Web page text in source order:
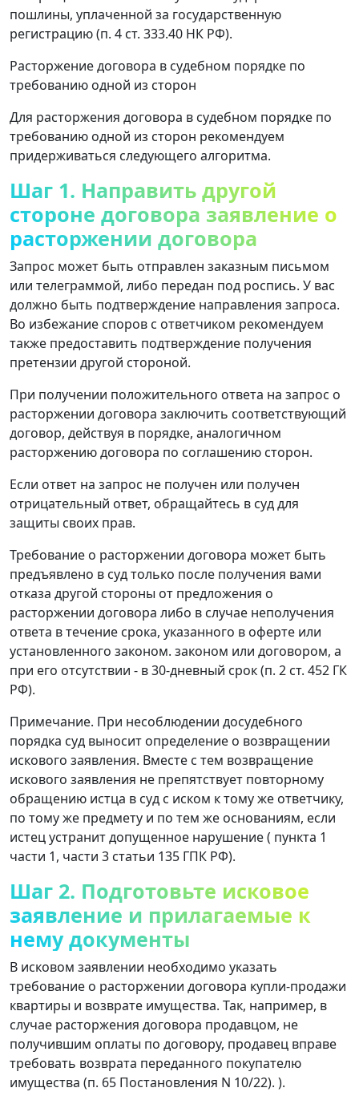
пошлины, уплаченной за государственную
регистрацию (п. 4 ст. 333.40 НК РФ).
Расторжение договора в судебном порядке по
требованию одной из сторон
Для расторжения договора в судебном порядке по
требованию одной из сторон рекомендуем
придерживаться следующего алгоритма.
Шаг 1. Направить другой
стороне договора заявление о
расторжении договора
Запрос может быть отправлен заказным письмом
или телеграммой, либо передан под роспись. У вас
должно быть подтверждение направления запроса.
Во избежание споров с ответчиком рекомендуем
также предоставить подтверждение получения
претензии другой стороной.
При получении положительного ответа на запрос о
расторжении договора заключить соответствующий
договор, действуя в порядке, аналогичном
расторжению договора по соглашению сторон.
Если ответ на запрос не получен или получен
отрицательный ответ, обращайтесь в суд для
защиты своих прав.
Требование о расторжении договора может быть
предъявлено в суд только после получения вами
отказа другой стороны от предложения о
расторжении договора либо в случае неполучения
ответа в течение срока, указанного в оферте или
установленного законом. законом или договором, а
при его отсутствии - в 30-дневный срок (п. 2 ст. 452 ГК
РФ).
Примечание. При несоблюдении досудебного
порядка суд выносит определение о возвращении
искового заявления. Вместе с тем возвращение
искового заявления не препятствует повторному
обращению истца в суд с иском к тому же ответчику,
по тому же предмету и по тем же основаниям, если
истец устранит допущенное нарушение ( пункта 1
части 1, части 3 статьи 135 ГПК РФ).
Шаг 2. Подготовьте исковое
заявление и прилагаемые к
нему документы
В исковом заявлении необходимо указать
требование о расторжении договора купли-продажи
квартиры и возврате имущества. Так, например, в
случае расторжения договора продавцом, не
получившим оплаты по договору, продавец вправе
требовать возврата переданного покупателю
имущества (п. 65 Постановления N 10/22). ).